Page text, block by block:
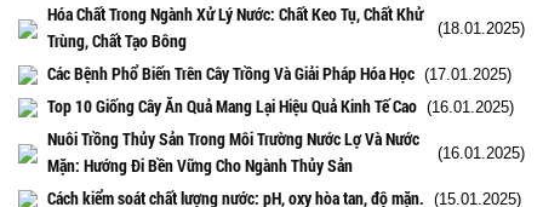
Hóa Chất Trong Ngành Xử Lý Nước: Chất Keo Tụ, Chất Khử
Trùng, Chất Tạo Bông
(18.01.2025)
Các Bệnh Phổ Biến Trên Cây Trồng Và Giải Pháp Hóa Học (17.01.2025)
Top 10 Giống Cây Ăn Quả Mang Lại Hiệu Quả Kinh Tế Cao (16.01.2025)
Nuôi Trồng Thủy Sản Trong Môi Trường Nước Lợ Và Nước
Mặn: Hướng Đi Bền Vững Cho Ngành Thủy Sản
(16.01.2025)
Cách kiểm soát chất lượng nước: pH, oxy hòa tan, độ mặn. (15.01.2025)